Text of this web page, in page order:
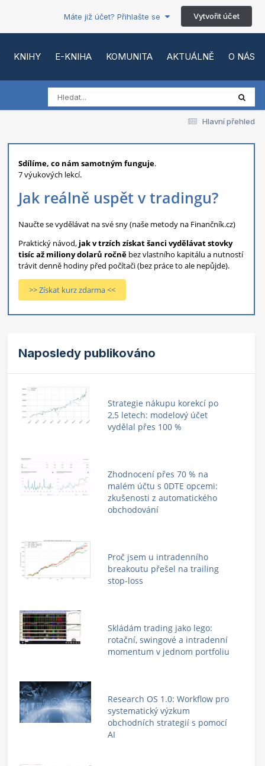
Máte již účet? Přihlašte se Vytvořit účet
KNIHY E-KNIHA KOMUNITA AKTUÁLNĚ O NÁS
Hlavní přehled
Sdílíme, co nám samotným funguje.
7 výukových lekcí.
Jak reálně uspět v tradingu?
Naučte se vydělávat na své sny (naše metody na Finančník.cz)
Praktický návod, jak v trzích získat šanci vydělávat stovky
tisíc až miliony dolarů ročněbez vlastního kapitálu a nutností
trávit denně hodiny před počítači (bez práce to ale nepůjde).
>> Získat kurz zdarma <<
Naposledy publikováno
Strategie nákupu korekcí po
2,5 letech: modelový účet
vydělal přes 100 %
Zhodnocení přes 70 % na
malém účtu s 0DTE opcemi:
zkušenosti z automatického
obchodování
Proč jsem u intradenního
breakoutu přešel na trailing
stop-loss
Skládám trading jako lego:
rotační, swingové a intradenní
momentum v jednom portfoliu
Research OS 1.0: Workflow pro
systematický výzkum
obchodních strategií s pomocí
AI